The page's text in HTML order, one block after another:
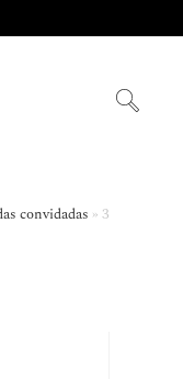
convidadas » 3